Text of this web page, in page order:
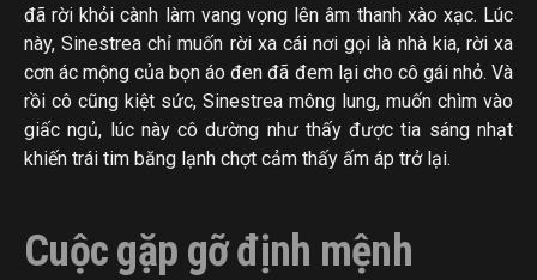
đã rời khỏi cành làm vang vọng lên âm thanh xào xạc. Lúc
này, Sinestrea chỉ muốn rời xa cái nơi gọi là nhà kia, rời xa
cơn ác mộng của bọn áo đen đã đem lại cho cô gái nhỏ. Và
rồi cô cũng kiệt sức, Sinestrea mông lung, muốn chìm vào
giấc ngủ, lúc này cô dường như thấy được tia sáng nhạt
khiến trái tim băng lạnh chợt cảm thấy ấm áp trở lại.
Cuộc gặp gỡ định mệnh